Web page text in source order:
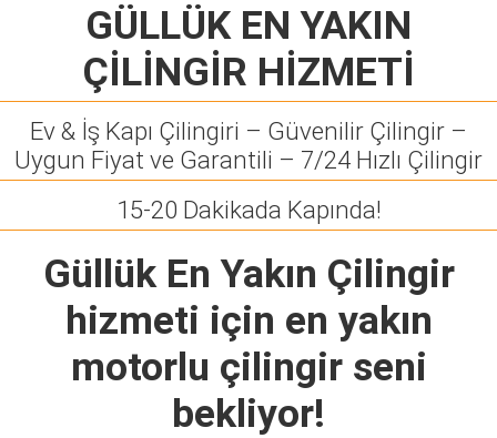
GÜLLÜK EN YAKIN
ÇİLİNGİR HİZMETİ
Ev & İş Kapı Çilingiri – Güvenilir Çilingir –
Uygun Fiyat ve Garantili – 7/24 Hızlı Çilingir
15-20 Dakikada Kapında!
Güllük En Yakın Çilingir
hizmeti için en yakın
motorlu çilingir seni
bekliyor!